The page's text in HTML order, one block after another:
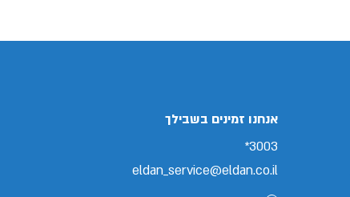
אנחנו זמינים בשבילך
3003*
eldan_service@eldan.co.il